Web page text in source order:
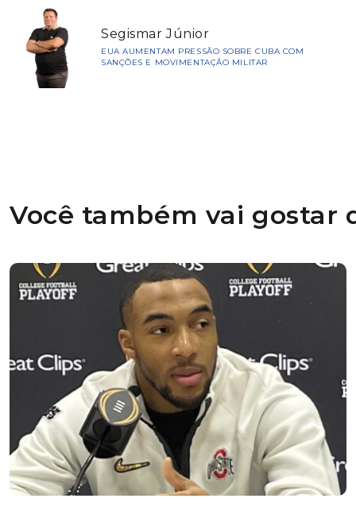
Segismar Júnior
EUA AUMENTAM PRESSÃO SOBRE CUBA COM
SANÇÕES E MOVIMENTAÇÃO MILITAR
Você também vai gostar